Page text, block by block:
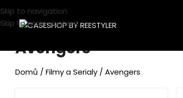
Skip to navigation
Skip to main content
Avengers
Domů Filmy a Serialy Avengers